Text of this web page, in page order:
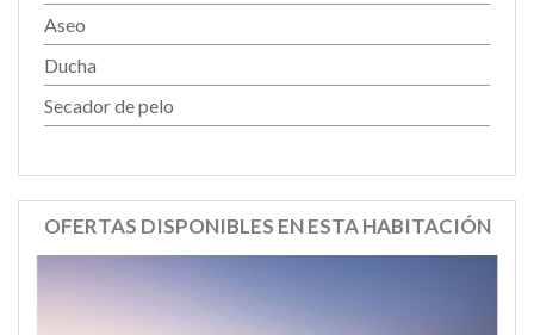
Aseo
Ducha
Secador de pelo
OFERTAS DISPONIBLES EN ESTA HABITACIÓN